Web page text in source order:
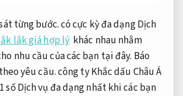
từng bước.có cực kỳ đa dạng Dịch
lắk giá hợp lý khác nhau nhằm
nhu cầu của các bạn tại đây. Báo
yêu cầu.công ty Khắc dấu Châu Á
số Dịch vụ đa dạng nhất khi các bạn